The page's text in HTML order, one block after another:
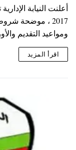
أعلنت النيابة
2017 ، موضحة
ومواعيد التقديم
اقرأ المزيد